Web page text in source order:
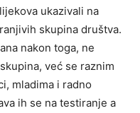
ukazivali na
skupina društva.
nakon toga, ne
već se raznim
mladima i radno
ih se na testiranje a